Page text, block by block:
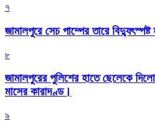
৭
জামালপুরে সেচ পাম্পের তারে
৮
জামালপুরের পুলিশের হাতে ছেলেকে
মাসের কারাদণ্ড।
৯